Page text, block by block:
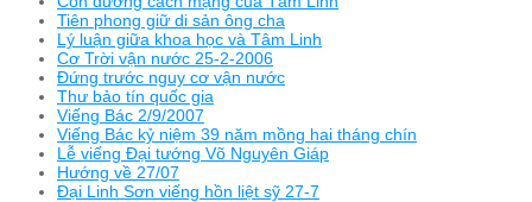
Tiên phong giữ di sản ông cha
Lý luận giữa khoa học và Tâm Linh
Cơ Trời vận nước 25-2-2006
Đứng trước nguy cơ vận nước
Thư bảo tín quốc gia
Viếng Bác 2/9/2007
Viếng Bác kỷ niệm 39 năm mồng hai tháng chín
Lễ viếng Đại tướng Võ Nguyên Giáp
Hướng về 27/07
Đại Linh Sơn viếng hồn liệt sỹ 27-7